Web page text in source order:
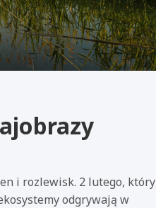
i rozlewisk. 2 lutego, który
odgrywają w